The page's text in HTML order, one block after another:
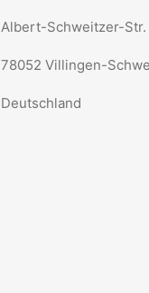
Albert-Schweitzer-Str.
78052 Villingen-
Deutschland